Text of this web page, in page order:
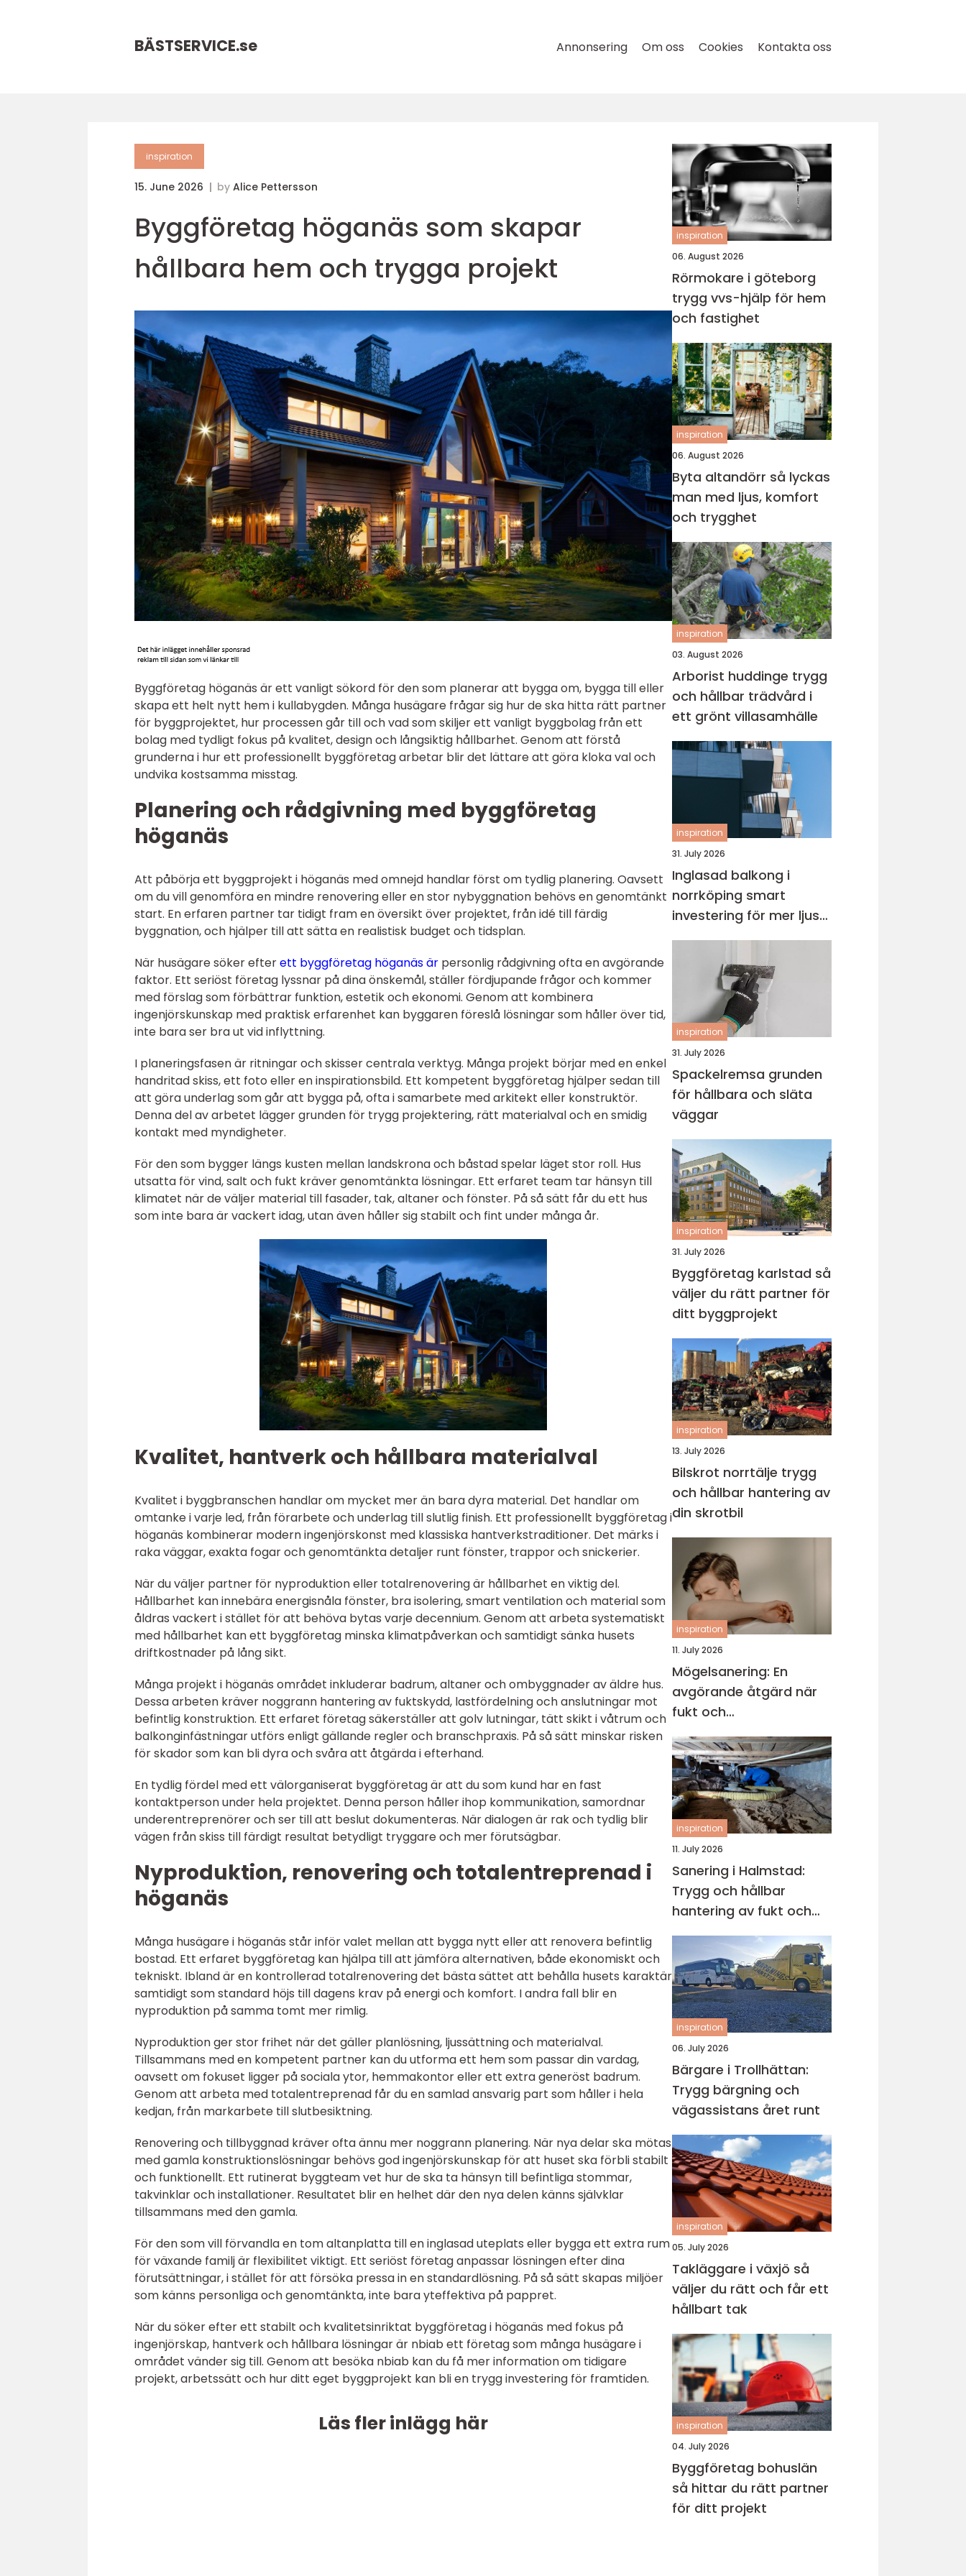
BÄSTSERVICE.se Annonsering Om oss Cookies Kontakta oss
inspiration
15. June 2026 by Alice Pettersson
Byggföretag höganäs som skapar
hållbara hem och trygga projekt
Byggföretag höganäs är ett vanligt sökord för den som planerar att bygga om, bygga till eller
skapa ett helt nytt hem i kullabygden. Många husägare frågar sig hur de ska hitta rätt partner
för byggprojektet, hur processen går till och vad som skiljer ett vanligt byggbolag från ett
bolag med tydligt fokus på kvalitet, design och långsiktig hållbarhet. Genom att förstå
grunderna i hur ett professionellt byggföretag arbetar blir det lättare att göra kloka val och
undvika kostsamma misstag.
Planering och rådgivning med byggföretag
höganäs
Att påbörja ett byggprojekt i höganäs med omnejd handlar först om tydlig planering. Oavsett
om du vill genomföra en mindre renovering eller en stor nybyggnation behövs en genomtänkt
start. En erfaren partner tar tidigt fram en översikt över projektet, från idé till färdig
byggnation, och hjälper till att sätta en realistisk budget och tidsplan.
När husägare söker efterett byggföretag höganäs är personlig rådgivning ofta en avgörande
faktor. Ett seriöst företag lyssnar på dina önskemål, ställer fördjupande frågor och kommer
med förslag som förbättrar funktion, estetik och ekonomi. Genom att kombinera
ingenjörskunskap med praktisk erfarenhet kan byggaren föreslå lösningar som håller över tid,
inte bara ser bra ut vid inflyttning.
I planeringsfasen är ritningar och skisser centrala verktyg. Många projekt börjar med en enkel
handritad skiss, ett foto eller en inspirationsbild. Ett kompetent byggföretag hjälper sedan till
att göra underlag som går att bygga på, ofta i samarbete med arkitekt eller konstruktör.
Denna del av arbetet lägger grunden för trygg projektering, rätt materialval och en smidig
kontakt med myndigheter.
För den som bygger längs kusten mellan landskrona och båstad spelar läget stor roll. Hus
utsatta för vind, salt och fukt kräver genomtänkta lösningar. Ett erfaret team tar hänsyn till
klimatet när de väljer material till fasader, tak, altaner och fönster. På så sätt får du ett hus
som inte bara är vackert idag, utan även håller sig stabilt och fint under många år.
Kvalitet, hantverk och hållbara materialval
Kvalitet i byggbranschen handlar om mycket mer än bara dyra material. Det handlar om
omtanke i varje led, från förarbete och underlag till slutlig finish. Ett professionellt byggföretag i
höganäs kombinerar modern ingenjörskonst med klassiska hantverkstraditioner. Det märks i
raka väggar, exakta fogar och genomtänkta detaljer runt fönster, trappor och snickerier.
När du väljer partner för nyproduktion eller totalrenovering är hållbarhet en viktig del.
Hållbarhet kan innebära energisnåla fönster, bra isolering, smart ventilation och material som
åldras vackert i stället för att behöva bytas varje decennium. Genom att arbeta systematiskt
med hållbarhet kan ett byggföretag minska klimatpåverkan och samtidigt sänka husets
driftkostnader på lång sikt.
Många projekt i höganäs området inkluderar badrum, altaner och ombyggnader av äldre hus.
Dessa arbeten kräver noggrann hantering av fuktskydd, lastfördelning och anslutningar mot
befintlig konstruktion. Ett erfaret företag säkerställer att golv lutningar, tätt skikt i våtrum och
balkonginfästningar utförs enligt gällande regler och branschpraxis. På så sätt minskar risken
för skador som kan bli dyra och svåra att åtgärda i efterhand.
En tydlig fördel med ett välorganiserat byggföretag är att du som kund har en fast
kontaktperson under hela projektet. Denna person håller ihop kommunikation, samordnar
underentreprenörer och ser till att beslut dokumenteras. När dialogen är rak och tydlig blir
vägen från skiss till färdigt resultat betydligt tryggare och mer förutsägbar.
Nyproduktion, renovering och totalentreprenad i
höganäs
Många husägare i höganäs står inför valet mellan att bygga nytt eller att renovera befintlig
bostad. Ett erfaret byggföretag kan hjälpa till att jämföra alternativen, både ekonomiskt och
tekniskt. Ibland är en kontrollerad totalrenovering det bästa sättet att behålla husets karaktär
samtidigt som standard höjs till dagens krav på energi och komfort. I andra fall blir en
nyproduktion på samma tomt mer rimlig.
Nyproduktion ger stor frihet när det gäller planlösning, ljussättning och materialval.
Tillsammans med en kompetent partner kan du utforma ett hem som passar din vardag,
oavsett om fokuset ligger på sociala ytor, hemmakontor eller ett extra generöst badrum.
Genom att arbeta med totalentreprenad får du en samlad ansvarig part som håller i hela
kedjan, från markarbete till slutbesiktning.
Renovering och tillbyggnad kräver ofta ännu mer noggrann planering. När nya delar ska mötas
med gamla konstruktionslösningar behövs god ingenjörskunskap för att huset ska förbli stabilt
och funktionellt. Ett rutinerat byggteam vet hur de ska ta hänsyn till befintliga stommar,
takvinklar och installationer. Resultatet blir en helhet där den nya delen känns självklar
tillsammans med den gamla.
För den som vill förvandla en tom altanplatta till en inglasad uteplats eller bygga ett extra rum
för växande familj är flexibilitet viktigt. Ett seriöst företag anpassar lösningen efter dina
förutsättningar, i stället för att försöka pressa in en standardlösning. På så sätt skapas miljöer
som känns personliga och genomtänkta, inte bara yteffektiva på pappret.
När du söker efter ett stabilt och kvalitetsinriktat byggföretag i höganäs med fokus på
ingenjörskap, hantverk och hållbara lösningar är nbiab ett företag som många husägare i
området vänder sig till. Genom att besöka nbiab kan du få mer information om tidigare
projekt, arbetssätt och hur ditt eget byggprojekt kan bli en trygg investering för framtiden.
Läs fler inlägg här
inspiration
06. August 2026
Rörmokare i göteborg
trygg vvs-hjälp för hem
och fastighet
inspiration
06. August 2026
Byta altandörr så lyckas
man med ljus, komfort
och trygghet
inspiration
03. August 2026
Arborist huddinge trygg
och hållbar trädvård i
ett grönt villasamhälle
inspiration
31. July 2026
Inglasad balkong i
norrköping smart
investering för mer ljus
och extra yta
inspiration
31. July 2026
Spackelremsa grunden
för hållbara och släta
väggar
inspiration
31. July 2026
Byggföretag karlstad så
väljer du rätt partner för
ditt byggprojekt
inspiration
13. July 2026
Bilskrot norrtälje trygg
och hållbar hantering av
din skrotbil
inspiration
11. July 2026
Mögelsanering: En
avgörande åtgärd när
fukt och
mikroorganismer har
fått fäste i en byggnad
inspiration
11. July 2026
Sanering i Halmstad:
Trygg och hållbar
hantering av fukt och
skador
inspiration
06. July 2026
Bärgare i Trollhättan:
Trygg bärgning och
vägassistans året runt
inspiration
05. July 2026
Takläggare i växjö så
väljer du rätt och får ett
hållbart tak
inspiration
04. July 2026
Byggföretag bohuslän
så hittar du rätt partner
för ditt projekt